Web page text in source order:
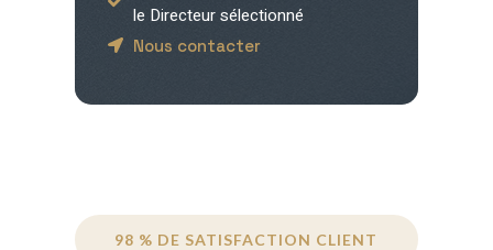
le Directeur sélectionné
Nous contacter
98 % DE SATISFACTION CLIENT